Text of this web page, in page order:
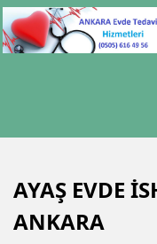
AYAŞ EVDE
ANKARA